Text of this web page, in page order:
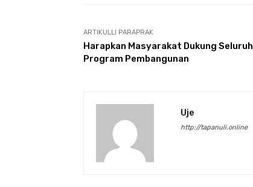
ARTIKULLI PARAPRAK
Harapkan Masyarakat Dukung Seluruh
Program Pembangunan
Uje
http://tapanuli.online